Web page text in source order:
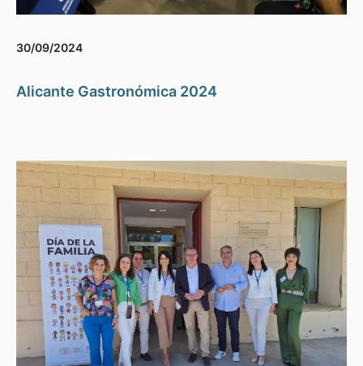
30/09/2024
Alicante Gastronómica 2024